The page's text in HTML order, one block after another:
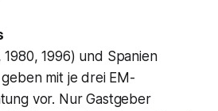
1996) und Spanien
mit je drei EM-
vor. Nur Gastgeber